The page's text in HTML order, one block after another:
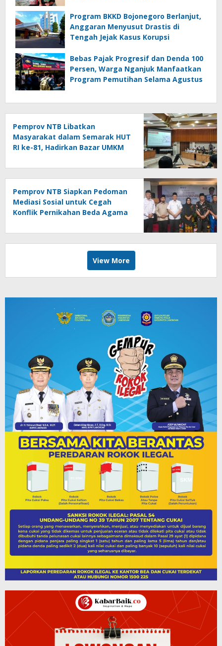
Program BKKD Bojonegoro Berlanjut,
Anggaran Menyusut Drastis di
Tengah Jejak Kasus Korupsi
Bebas Pajak Progresif dan Denda 100
Persen, Warga Nganjuk Manfaatkan
Program Pemutihan Selama Agustus
Pemprov NTB Libatkan
Masyarakat dalam Semarak HUT
RI ke-81, Hadirkan Bazar UMKM
Pemprov NTB Siapkan Pedoman
Mediasi Sosial untuk Cegah
Konflik Pernikahan Beda Agama
View More